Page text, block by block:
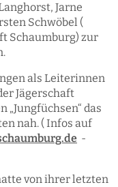
Jarne
Schwöbel (
Schaumburg) zur
als Leiterinnen
Jägerschaft
„Jungfüchsen“ das
nah. ( Infos auf
-
von ihrer letzten